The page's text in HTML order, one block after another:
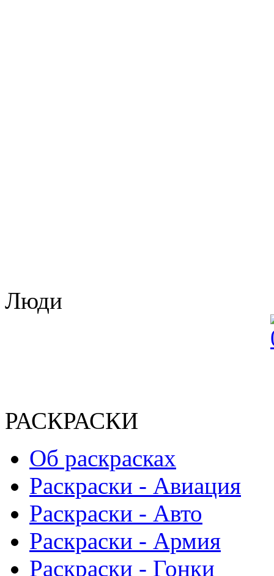
Люди
РАСКРАСКИ
Об раскрасках
Раскраски - Авиация
Раскраски - Авто
Раскраски - Армия
Раскраски - Гонки